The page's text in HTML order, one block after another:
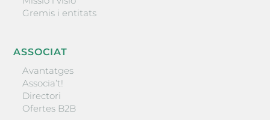
Gremis i entitats
ASSOCIAT
Avantatges
Associa’t!
Directori
Ofertes B2B